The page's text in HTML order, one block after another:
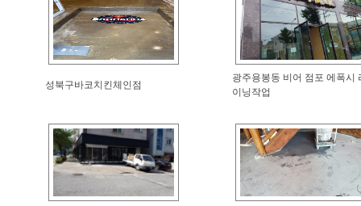
성북구바코치킨체인점
광주용봉동 비어 점포 에폭시
이닝작업